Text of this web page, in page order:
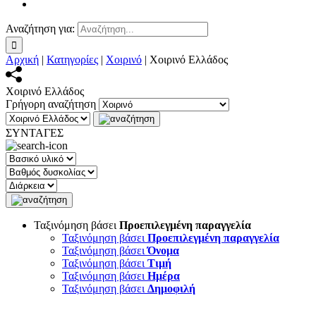
Αναζήτηση για:
Αρχική | Κατηγορίες | Χοιρινό | Χοιρινό Ελλάδος
Χοιρινό Ελλάδος
Γρήγορη αναζήτηση
ΣΥΝΤΑΓΕΣ
Ταξινόμηση βάσει Προεπιλεγμένη παραγγελία
Ταξινόμηση βάσει Προεπιλεγμένη παραγγελία
Ταξινόμηση βάσειΌνομα
Ταξινόμηση βάσει Τιμή
Ταξινόμηση βάσει Ημέρα
Ταξινόμηση βάσει Δημοφιλή